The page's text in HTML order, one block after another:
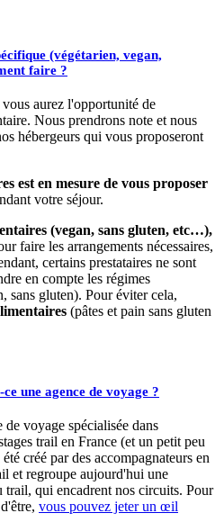
(végétarien, vegan,
faire ?
aurez l'opportunité de
Nous prendrons note et nous
hébergeurs qui vous proposeront
est en mesure de vous proposer
votre séjour.
(vegan, sans gluten, etc…),
faire les arrangements nécessaires,
certains prestataires ne sont
en compte les régimes
sans gluten). Pour éviter cela,
(pâtes et pain sans gluten
une agence de voyage ?
voyage spécialisée dans
trail en France (et un petit peu
créé par des accompagnateurs en
et regroupe aujourd'hui une
trail, qui encadrent nos circuits. Pour
vous pouvez jeter un œil